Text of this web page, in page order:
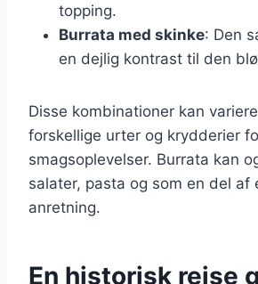
topping.
Burrata med skinke: Den
en dejlig kontrast til den
Disse kombinationer kan
forskellige urter og krydderier
smagsoplevelser. Burrata kan
salater, pasta og som en del af
anretning.
En historisk rejse